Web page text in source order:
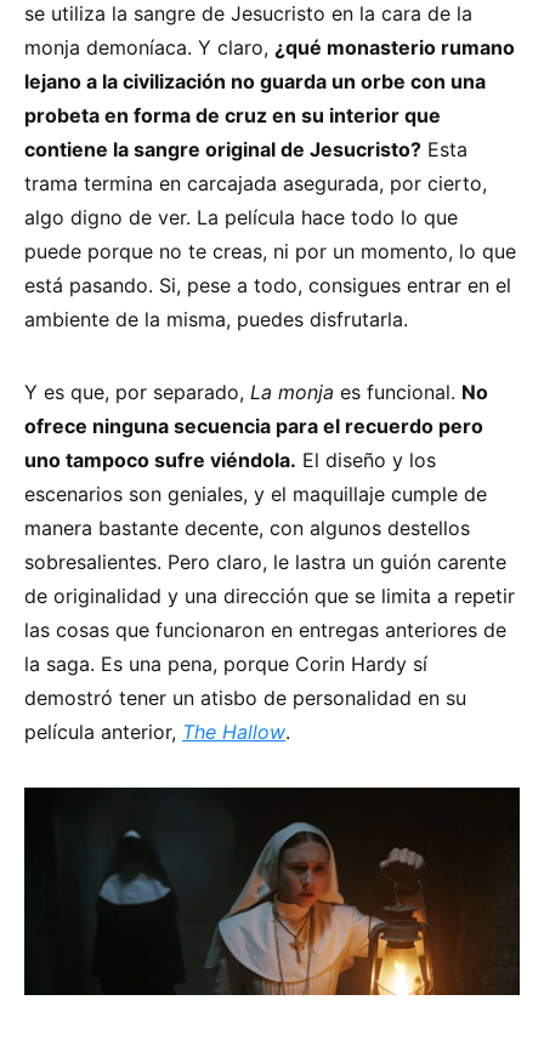
se utiliza la sangre de Jesucristo en la cara de la
monja demoníaca. Y claro, ¿qué monasterio rumano
lejano a la civilización no guarda un orbe con una
probeta en forma de cruz en su interior que
contiene la sangre original de Jesucristo? Esta
trama termina en carcajada asegurada, por cierto,
algo digno de ver. La película hace todo lo que
puede porque no te creas, ni por un momento, lo que
está pasando. Si, pese a todo, consigues entrar en el
ambiente de la misma, puedes disfrutarla.
Y es que, por separado, La monja es funcional. No
ofrece ninguna secuencia para el recuerdo pero
uno tampoco sufre viéndola. El diseño y los
escenarios son geniales, y el maquillaje cumple de
manera bastante decente, con algunos destellos
sobresalientes. Pero claro, le lastra un guión carente
de originalidad y una dirección que se limita a repetir
las cosas que funcionaron en entregas anteriores de
la saga. Es una pena, porque Corin Hardy sí
demostró tener un atisbo de personalidad en su
película anterior, The Hallow.